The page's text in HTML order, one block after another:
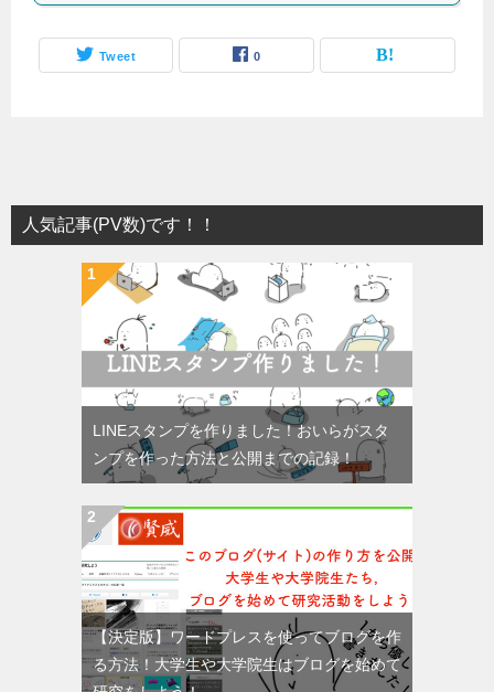
Tweet 0
人気記事(PV数)です！！
LINEスタンプを作りました！おいらがスタ
ンプを作った方法と公開までの記録！
【決定版】ワードプレスを使ってブログを作
る方法！大学生や大学院生はブログを始めて